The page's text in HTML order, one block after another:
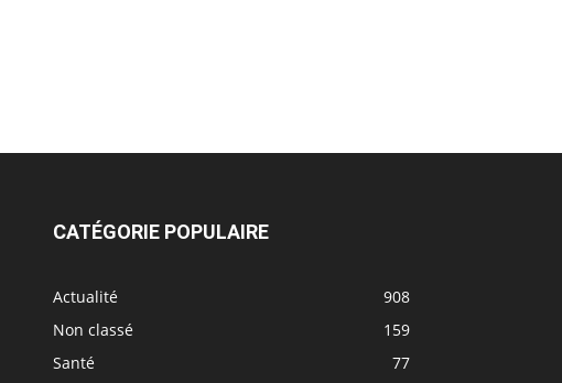
CATÉGORIE POPULAIRE
Actualité
908
Non classé
159
Santé
77